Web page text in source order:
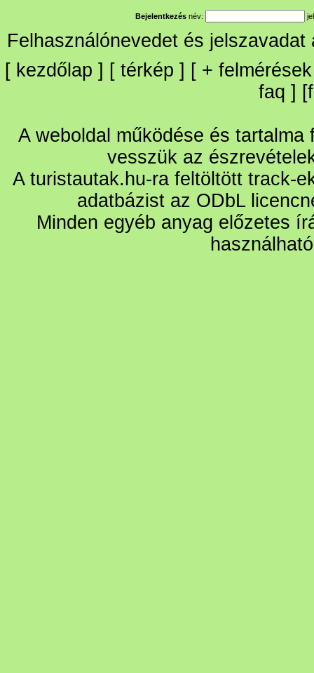
Bejelentkezés név:
Felhasználónevedet és
[ kezdőlap ] [ térkép ] [ + felmérések
faq ] [
A weboldal működése és
vesszük az
A turistautak.hu-ra feltöltött track-
adatbázist az ODbL
Minden egyéb anyag előzetes